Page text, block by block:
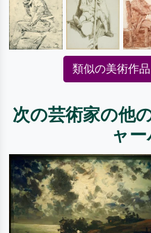
類似の美術作
次の芸術家の他
ャ